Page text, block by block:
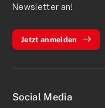
Newsletter an!
Jetzt anmelden
Social Media